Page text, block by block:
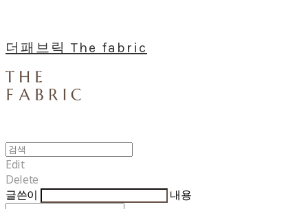
더패브릭 The fabric
Edit
Delete
글쓴이
내용